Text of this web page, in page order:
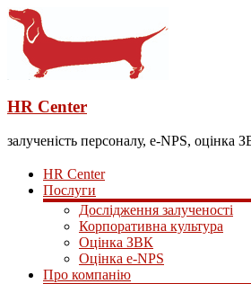
HR Center
залученість персоналу, e-NPS, оцінка
HR Center
Послуги
Дослідження залученості
Корпоративна культура
Оцінка ЗВК
Оцінка e-NPS
Про компанію